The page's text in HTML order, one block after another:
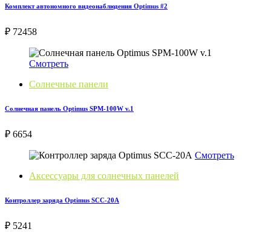
Комплект автономного видеонаблюдения Optimus #2
₽ 72458
Смотреть
Солнечные панели
Солнечная панель Optimus SPM-100W v.1
₽ 6654
Смотреть
Аксессуары для солнечных панелей
Контроллер заряда Optimus SCC-20A
₽ 5241